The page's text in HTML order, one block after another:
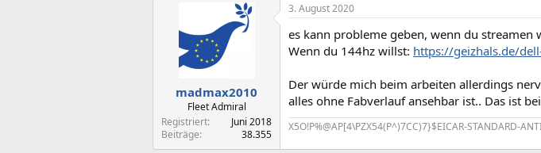
madmax2010
Fleet Admiral
Registriert
Juni 2018
Beiträge
38.355
3. August 2020
es kann probleme geben, wenn du streamen
Wenn du 144hz willst: https://geizhals.de/
Der würde mich beim arbeiten allerdings
alles ohne Fabverlauf ansehbar ist.. Das ist
X5O!P%@AP[4\PZX54(P^)7CC)7}$EICAR-STANDARD-